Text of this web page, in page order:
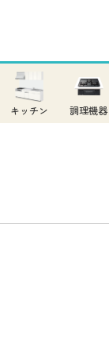
キッチン 調理機器